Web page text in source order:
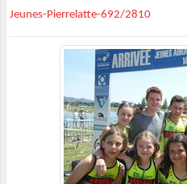
Jeunes-Pierrelatte-692/2810